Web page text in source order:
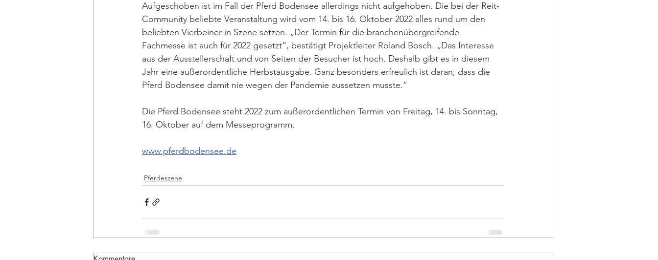
Aufgeschoben ist im Fall der Pferd Bodensee allerdings nicht aufgehoben. Die bei der Reit-
Community beliebte Veranstaltung wird vom 14. bis 16. Oktober 2022 alles rund um den
beliebten Vierbeiner in Szene setzen. „Der Termin für die branchenübergreifende
Fachmesse ist auch für 2022 gesetzt“, bestätigt Projektleiter Roland Bosch. „Das Interesse
aus der Ausstellerschaft und von Seiten der Besucher ist hoch. Deshalb gibt es in diesem
Jahr eine außerordentliche Herbstausgabe. Ganz besonders erfreulich ist daran, dass die
Pferd Bodensee damit nie wegen der Pandemie aussetzen musste.“
Die Pferd Bodensee steht 2022 zum außerordentlichen Termin von Freitag, 14. bis Sonntag,
16. Oktober auf dem Messeprogramm.
www.pferdbodensee.de
Pferdeszene